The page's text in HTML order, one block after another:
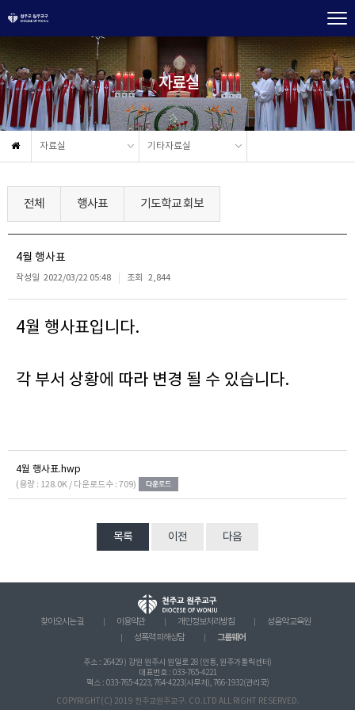
자료실
자료실 기타자료실
전체 행사표 기도학교 회보
4월 행사표
작성일 2022/03/22 05:48 조회 2,844
4월 행사표입니다.
각 부서 상황에 따라 변경 될 수 있습니다.
4월 행사표.hwp
(용량 : 128.0K / 다운로드수 : 709)
목록 이전 다음
찾아오시는 길 이용약관 개인정보처리방침
성음악 교육원
성폭력 피해상담
그룹웨어
주소 : 26429 ) 강원 원주시 원일로 28 (인동, 원주가톨릭센터)
대표번호 : 033-765-4221
팩스 : 033-765-4223, 764-4223(사무처), 766-1932(관리국)
COPYRIGHT(C) 2019 천주교원주교구. CO.LTD ALL RIGHT RESERVED.